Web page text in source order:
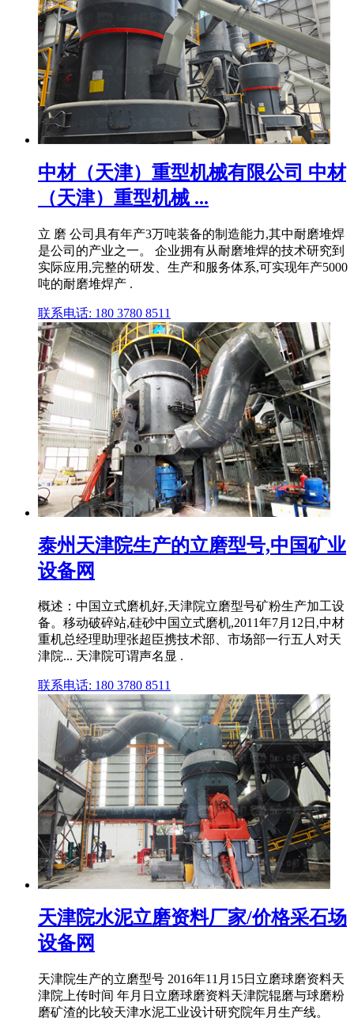
中材（天津）重型机械有限公司 中材
（天津）重型机械 ...
立 磨 公司具有年产3万吨装备的制造能力,其中耐磨堆焊
是公司的产业之一。 企业拥有从耐磨堆焊的技术研究到
实际应用,完整的研发、生产和服务体系,可实现年产5000
吨的耐磨堆焊产 .
联系电话: 180 3780 8511
泰州天津院生产的立磨型号,中国矿业
设备网
概述：中国立式磨机好,天津院立磨型号矿粉生产加工设
备。移动破碎站,硅砂中国立式磨机,2011年7月12日,中材
重机总经理助理张超臣携技术部、市场部一行五人对天
津院... 天津院可谓声名显 .
联系电话: 180 3780 8511
天津院水泥立磨资料厂家/价格采石场
设备网
天津院生产的立磨型号 2016年11月15日立磨球磨资料天
津院上传时间 年月日立磨球磨资料天津院辊磨与球磨粉
磨矿渣的比较天津水泥工业设计研究院年月生产线。